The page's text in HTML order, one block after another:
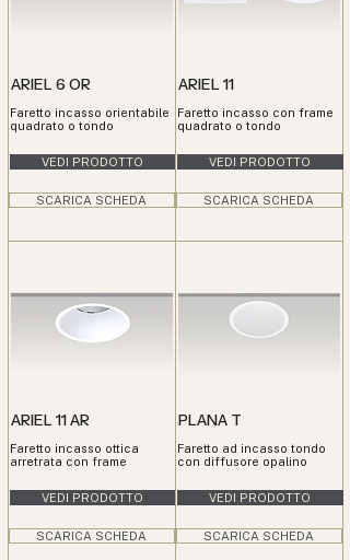
ARIEL 6 OR
Faretto incasso orientabile
quadrato o tondo
VEDI PRODOTTO
SCARICA SCHEDA
ARIEL 11 AR
Faretto incasso ottica
arretrata con frame
VEDI PRODOTTO
SCARICA SCHEDA
ARIEL 11
Faretto incasso con frame
quadrato o tondo
VEDI PRODOTTO
SCARICA SCHEDA
PLANA T
Faretto ad incasso tondo
con diffusore opalino
VEDI PRODOTTO
SCARICA SCHEDA